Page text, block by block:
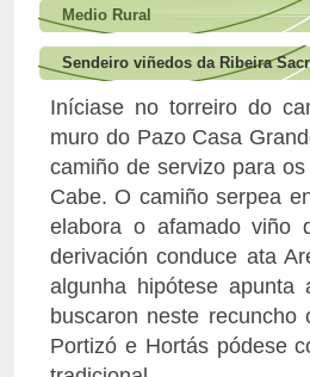
Medio Rural
Sendeiro viñedos da Ribeira
Iníciase no torreiro do
muro do Pazo Casa
camiño de servizo para
Cabe. O camiño serpea
elabora o afamado viño
derivación conduce ata
algunha hipótese apunta
buscaron neste
Portizó e Hortás pódese